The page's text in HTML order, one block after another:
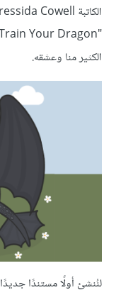
الكثير منا وعشقه.